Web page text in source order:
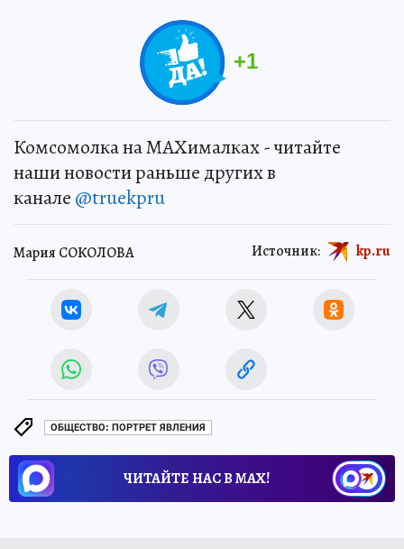
+1
Комсомолка на MAXималках - читайте
наши новости раньше других в
канале @truekpru
Мария СОКОЛОВА Источник: kp.ru
ОБЩЕСТВО: ПОРТРЕТ ЯВЛЕНИЯ
ЧИТАЙТЕ НАС В МАХ!